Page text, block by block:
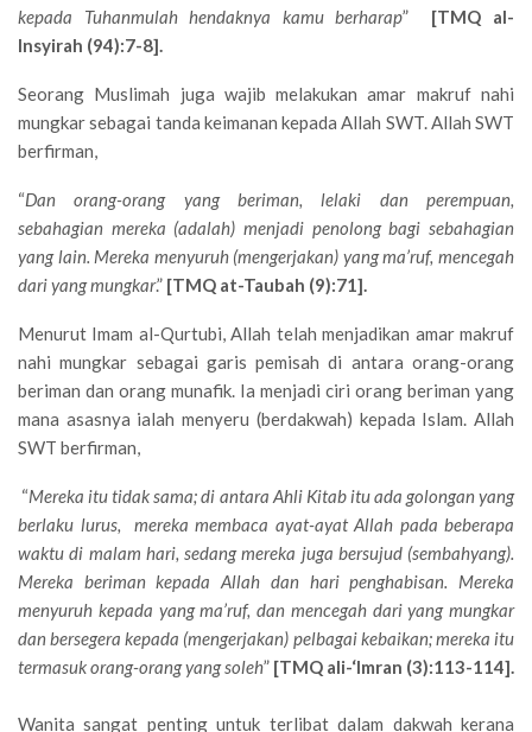
kepada Tuhanmulah hendaknya kamu berharap” [TMQ al-
Insyirah (94):7-8].
Seorang Muslimah juga wajib melakukan amar makruf nahi
mungkar sebagai tanda keimanan kepada Allah SWT. Allah SWT
berfirman,
“Dan orang-orang yang beriman, lelaki dan perempuan,
sebahagian mereka (adalah) menjadi penolong bagi sebahagian
yang lain. Mereka menyuruh (mengerjakan) yang ma’ruf, mencegah
dari yang mungkar.” [TMQ at-Taubah (9):71].
Menurut Imam al-Qurtubi, Allah telah menjadikan amar makruf
nahi mungkar sebagai garis pemisah di antara orang-orang
beriman dan orang munafik. Ia menjadi ciri orang beriman yang
mana asasnya ialah menyeru (berdakwah) kepada Islam. Allah
SWT berfirman,
“Mereka itu tidak sama; di antara Ahli Kitab itu ada golongan yang
berlaku lurus, mereka membaca ayat-ayat Allah pada beberapa
waktu di malam hari, sedang mereka juga bersujud (sembahyang).
Mereka beriman kepada Allah dan hari penghabisan. Mereka
menyuruh kepada yang ma’ruf, dan mencegah dari yang mungkar
dan bersegera kepada (mengerjakan) pelbagai kebaikan; mereka itu
termasuk orang-orang yang soleh” [TMQ ali-‘Imran (3):113-114].
Wanita sangat penting untuk terlibat dalam dakwah kerana